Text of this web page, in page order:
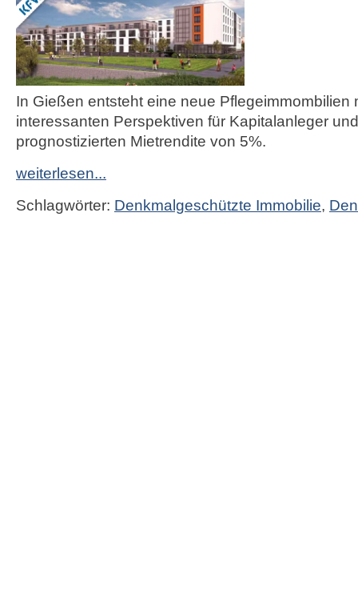
In Gießen entsteht eine neue Pflegeimmombilien
interessanten Perspektiven für Kapitalanleger
prognostizierten Mietrendite von 5%.
weiterlesen...
Schlagwörter: Denkmalgeschützte Immobilie,